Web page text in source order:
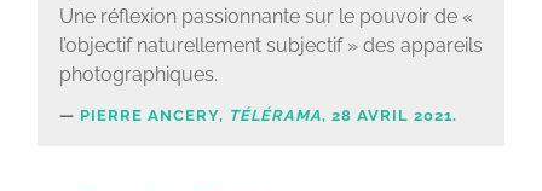
Une réflexion passionnante sur le pouvoir de «
l’objectif naturellement subjectif » des appareils
photographiques.
PIERRE ANCERY, TÉLÉRAMA, 28 AVRIL 2021.